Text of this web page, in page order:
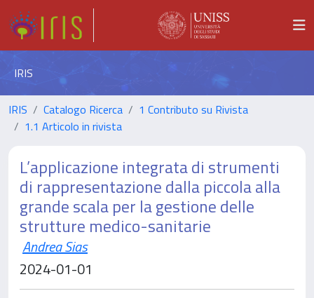
IRIS
IRIS Catalogo Ricerca
1 Contributo su Rivista
1.1 Articolo in rivista
L’applicazione integrata di strumenti
di rappresentazione dalla piccola alla
grande scala per la gestione delle
strutture medico-sanitarie
Andrea Sias
2024-01-01